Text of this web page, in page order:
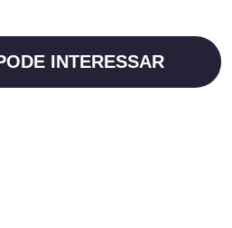
INTERESSAR